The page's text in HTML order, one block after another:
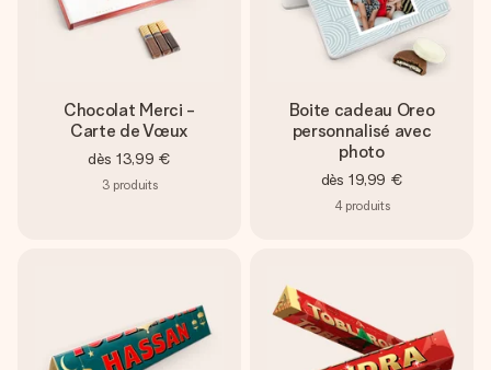
Chocolat Merci -
Carte de Vœux
dès 13,99 €
3 produits
Boite cadeau Oreo
personnalisé avec
photo
dès 19,99 €
4 produits